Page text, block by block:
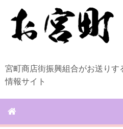
宮町商店街振興組合がお送り
情報サイト